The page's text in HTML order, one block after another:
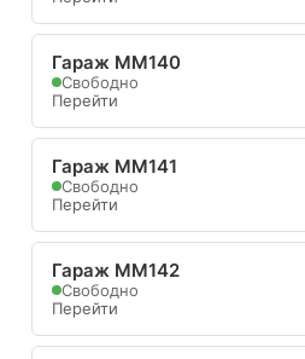
Гараж ММ140
Свободно
Перейти
Гараж ММ141
Свободно
Перейти
Гараж ММ142
Свободно
Перейти